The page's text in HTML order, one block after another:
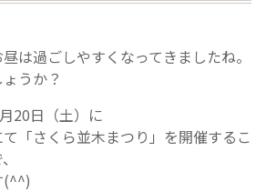
は過ごしやすくなってきましたね。
うか？
20日（土）に
「さくら並木まつり」を開催するこ
(^^)